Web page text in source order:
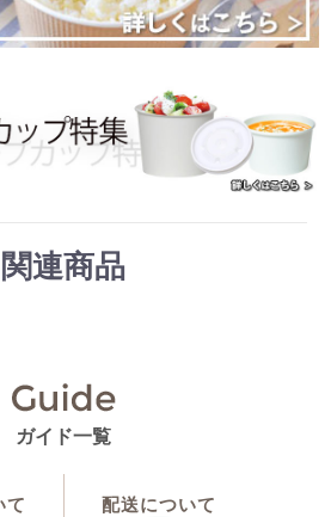
関連商品
ガイド一覧
て 配送について